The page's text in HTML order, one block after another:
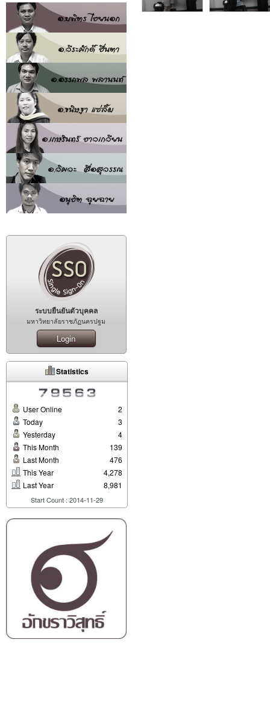
ระบบยืนยันตัวบุคคล
มหาวิทยาลัยราชภัฏนครปฐม
Login
Statistics
User Online
2
Today
3
Yesterday
4
This Month
139
Last Month
476
This Year
4,278
Last Year
8,981
Start Count : 2014-11-29